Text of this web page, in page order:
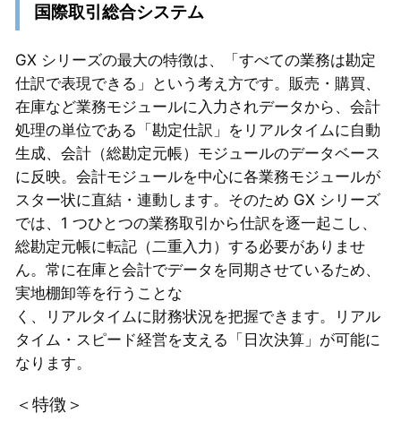
国際取引総合システム
GX シリーズの最大の特徴は、「すべての業務は勘定
仕訳で表現できる」という考え方です。販売・購買、
在庫など業務モジュールに入力されデータから、会計
処理の単位である「勘定仕訳」をリアルタイムに自動
生成、会計（総勘定元帳）モジュールのデータベース
に反映。会計モジュールを中心に各業務モジュールが
スター状に直結・連動します。そのため GX シリーズ
では、1 つひとつの業務取引から仕訳を逐一起こし、
総勘定元帳に転記（二重入力）する必要がありませ
ん。常に在庫と会計でデータを同期させているため、
実地棚卸等を行うことな
く、リアルタイムに財務状況を把握できます。リアル
タイム・スピード経営を支える「日次決算」が可能に
なります。
＜特徴＞